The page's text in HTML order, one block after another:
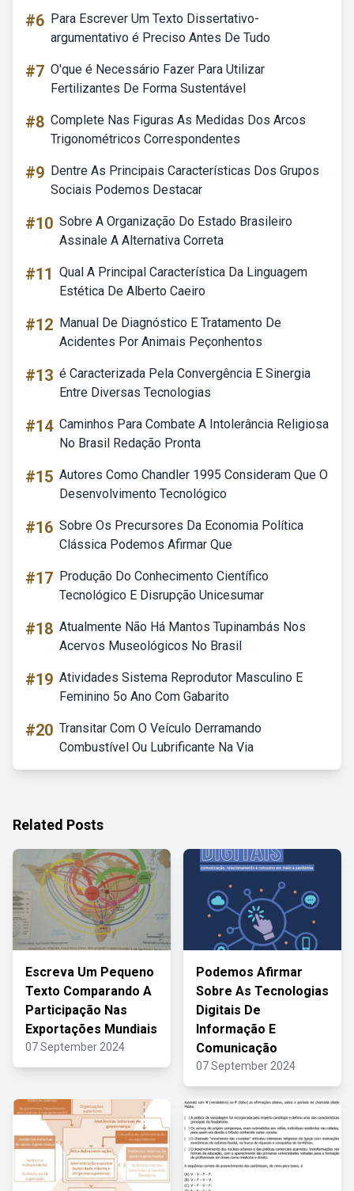
#6 Para Escrever Um Texto Dissertativo-
argumentativo é Preciso Antes De Tudo
#7 O'que é Necessário Fazer Para Utilizar
Fertilizantes De Forma Sustentável
#8 Complete Nas Figuras As Medidas Dos Arcos
Trigonométricos Correspondentes
#9 Dentre As Principais Características Dos Grupos
Sociais Podemos Destacar
#10 Sobre A Organização Do Estado Brasileiro
Assinale A Alternativa Correta
#11 Qual A Principal Característica Da Linguagem
Estética De Alberto Caeiro
#12 Manual De Diagnóstico E Tratamento De
Acidentes Por Animais Peçonhentos
#13 é Caracterizada Pela Convergência E Sinergia
Entre Diversas Tecnologias
#14 Caminhos Para Combate A Intolerância Religiosa
No Brasil Redação Pronta
#15 Autores Como Chandler 1995 Consideram Que O
Desenvolvimento Tecnológico
#16 Sobre Os Precursores Da Economia Política
Clássica Podemos Afirmar Que
#17 Produção Do Conhecimento Científico
Tecnológico E Disrupção Unicesumar
#18 Atualmente Não Há Mantos Tupinambás Nos
Acervos Museológicos No Brasil
#19 Atividades Sistema Reprodutor Masculino E
Feminino 5o Ano Com Gabarito
#20 Transitar Com O Veículo Derramando
Combustível Ou Lubrificante Na Via
Related Posts
Escreva Um Pequeno
Texto Comparando A
Participação Nas
Exportações Mundiais
07 September 2024
Podemos Afirmar
Sobre As Tecnologias
Digitais De
Informação E
Comunicação
07 September 2024